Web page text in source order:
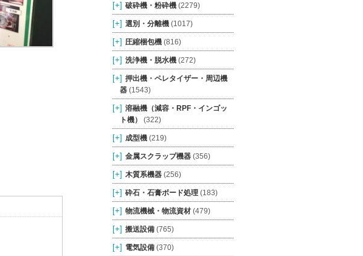
[+] 破砕機・粉砕機(2279)
[+] 選別・分離機(1017)
[+] 圧縮梱包機(816)
[+] 洗浄機・脱水機(272)
[+] 押出機・ペレタイザー・周辺機
器(1543)
[+] 溶融機（減容・RPF・インゴッ
ト機）
(322)
[+] 成型機(219)
[+] 金属スクラップ機器(356)
[+] 木質系機器(256)
[+] 砕石・石膏ボード処理(183)
[+] 物流機械・物流資材(479)
[+] 搬送設備(765)
[+] 電気設備(370)